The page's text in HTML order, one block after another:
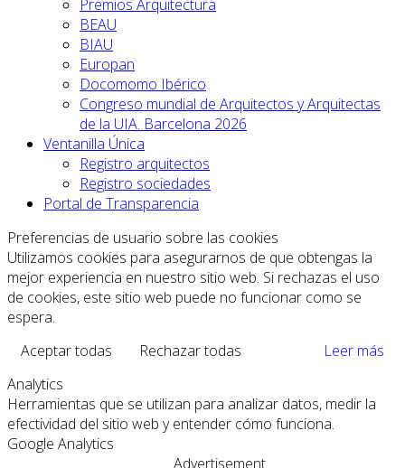
Premios Arquitectura
BEAU
BIAU
Europan
Docomomo Ibérico
Congreso mundial de Arquitectos y Arquitectas
de la UIA. Barcelona 2026
Ventanilla Única
Registro arquitectos
Registro sociedades
Portal de Transparencia
Preferencias de usuario sobre las cookies
Utilizamos cookies para asegurarnos de que obtengas la
mejor experiencia en nuestro sitio web. Si rechazas el uso
de cookies, este sitio web puede no funcionar como se
espera.
Aceptar todas
Rechazar todas
Leer más
Analytics
Herramientas que se utilizan para analizar datos, medir la
efectividad del sitio web y entender cómo funciona.
Google Analytics
Advertisement